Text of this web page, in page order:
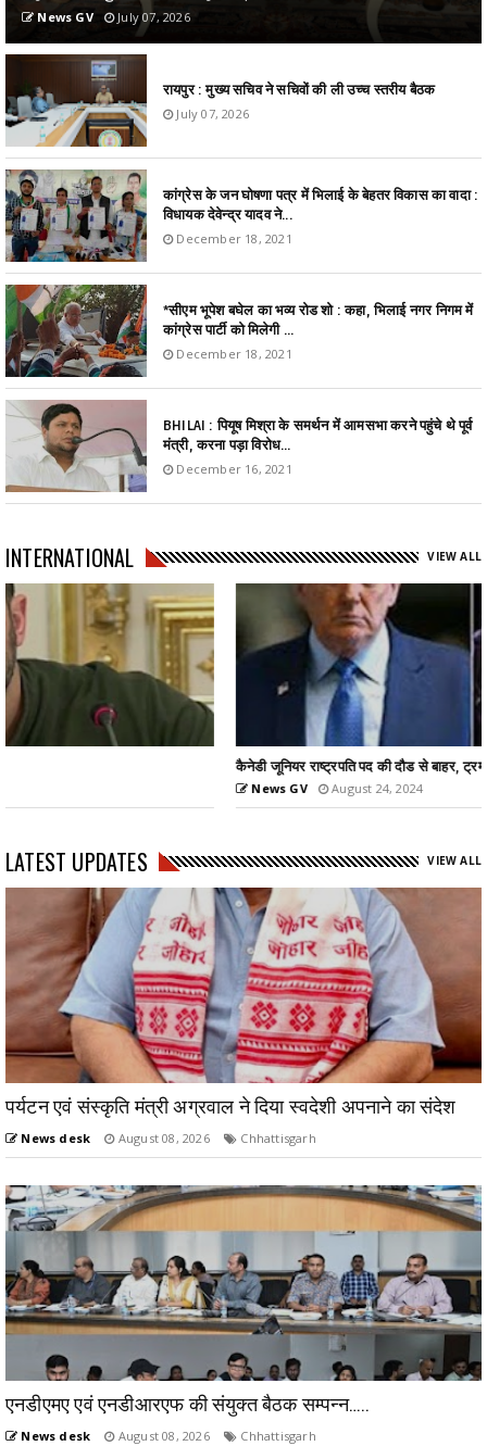
News GV July 07, 2026
रायपुर : मुख्य सचिव ने सचिवों की ली उच्च स्तरीय बैठक
July 07, 2026
कांग्रेस के जन घोषणा पत्र में भिलाई के बेहतर विकास का वादा :
विधायक देवेन्द्र यादव ने...
December 18, 2021
*सीएम भूपेश बघेल का भव्य रोड शो : कहा, भिलाई नगर निगम में
कांग्रेस पार्टी को मिलेगी ...
December 18, 2021
BHILAI : पियूष मिश्रा के समर्थन में आमसभा करने पहुंचे थे पूर्व
मंत्री, करना पड़ा विरोध...
December 16, 2021
INTERNATIONAL VIEW ALL
कैनेडी जूनियर राष्ट्रपति पद की दौड से बाहर, ट्रम्प का समर्थन...
LATEST UPDATES VIEW ALL
पर्यटन एवं संस्कृति मंत्री अग्रवाल ने दिया स्वदेशी अपनाने का संदेश
News desk August 08, 2026 Chhattisgarh
एनडीएमए एवं एनडीआरएफ की संयुक्त बैठक सम्पन्न…..
News desk August 08, 2026 Chhattisgarh